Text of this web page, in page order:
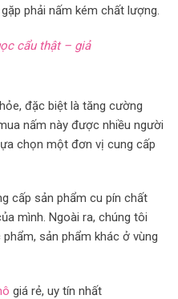
phải nấm kém chất lượng.
cẩu thật – giả
đặc biệt là tăng cường
nấm này được nhiều người
chọn một đơn vị cung cấp
cấp sản phẩm cu pín chất
mình. Ngoài ra, chúng tôi
sản phẩm khác ở vùng
giá rẻ, uy tín nhất